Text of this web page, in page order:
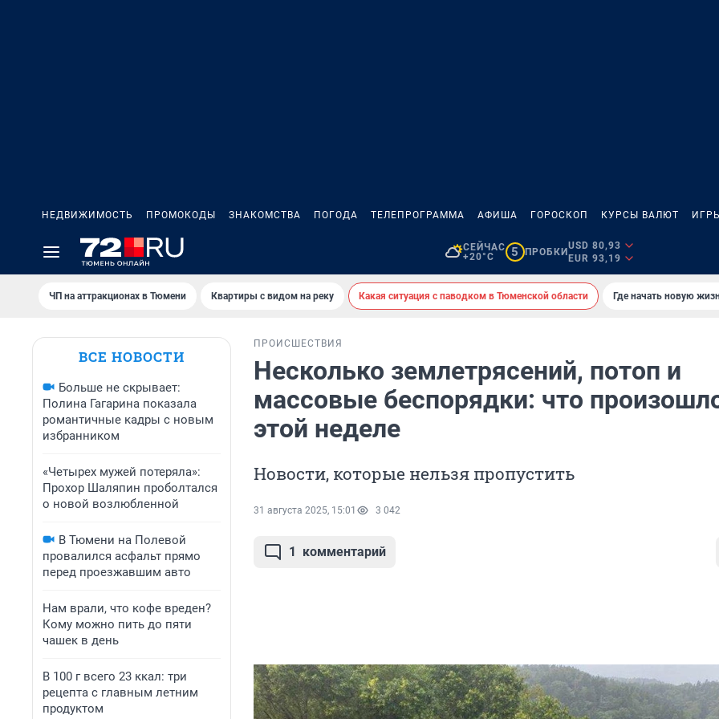
НЕДВИЖИМОСТЬ ПРОМОКОДЫ ЗНАКОМСТВА ПОГОДА ТЕЛЕПРОГРАММА АФИША ГОРОСКОП КУРСЫ ВАЛЮТ
СЕЙЧАС
+20°C
5 ПРОБКИ
USD 80,93
EUR 93,19
ЧП на аттракционах в Тюмени Квартиры с видом на реку Какая ситуация с паводком в Тюменской области Где начать новую
ВСЕ НОВОСТИ
Больше не скрывает:
Полина Гагарина показала
романтичные кадры с новым
избранником
«Четырех мужей потеряла»:
Прохор Шаляпин проболтался
о новой возлюбленной
В Тюмени на Полевой
провалился асфальт прямо
перед проезжавшим авто
Нам врали, что кофе вреден?
Кому можно пить до пяти
чашек в день
В 100 г всего 23 ккал: три
рецепта с главным летним
продуктом
ПРОИСШЕСТВИЯ
Несколько землетрясений, потоп и
массовые беспорядки: что
этой неделе
Новости, которые нельзя пропустить
31 августа 2025, 15:01 3 042
1 комментарий